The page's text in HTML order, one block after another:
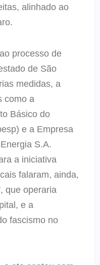
alinhado ao
processo de
de São
medidas, a
como a
Básico do
e a Empresa
S.A.
a iniciativa
falaram, ainda,
que operaria
e a
fascismo no